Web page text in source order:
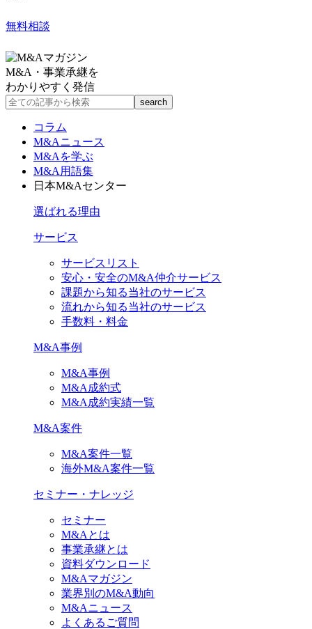
無料相談
M&A・事業承継を
わかりやすく発信
コラム
M&Aニュース
M&Aを学ぶ
M&A用語集
日本M&Aセンター
選ばれる理由
サービス
サービスリスト
安心・安全のM&A仲介サービス
課題から知る当社のサービス
流れから知る当社のサービス
手数料・料金
M&A事例
M&A事例
M&A成約式
M&A成約実績一覧
M&A案件
M&A案件一覧
海外M&A案件一覧
セミナー・ナレッジ
セミナー
M&Aとは
事業承継とは
資料ダウンロード
M&Aマガジン
業界別のM&A動向
M&Aニュース
よくあるご質問